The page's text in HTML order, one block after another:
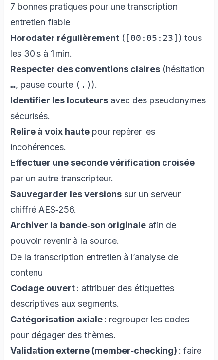
7 bonnes pratiques pour une transcription
entretien fiable
Horodater régulièrement ( [00:05:23] ) tous
les 30 s à 1 min.
Respecter des conventions claires (hésitation
…, pause courte (.) ).
Identifier les locuteurs avec des pseudonymes
sécurisés.
Relire à voix haute pour repérer les
incohérences.
Effectuer une seconde vérification croisée
par un autre transcripteur.
Sauvegarder les versions sur un serveur
chiffré AES‑256.
Archiver la bande‑son originale afin de
pouvoir revenir à la source.
De la transcription entretien à l’analyse de
contenu
Codage ouvert: attribuer des étiquettes
descriptives aux segments.
Catégorisation axiale: regrouper les codes
pour dégager des thèmes.
Validation externe (member‑checking) : faire